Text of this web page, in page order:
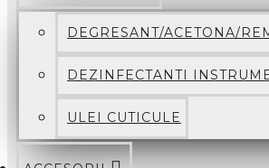
DEGRESANT/ACETONA/
DEZINFECTANTI
ULEI CUTICULE